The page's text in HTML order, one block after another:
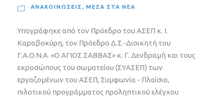
ΑΝΑΚΟΙΝΏΣΕΙΣ , ΜΈΣΑ ΣΤΑ ΝΈΑ
Υπογράφηκε από τον Πρόεδρο του ΑΣΕΠ κ. Ι.
Καραβοκύρη, τον Πρόεδρο Δ.Σ.-Διοικητή του
Γ.Α.Ο.Ν.Α. «Ο ΑΓΙΟΣ ΣΑΒΒΑΣ» κ. Γ. Δενδραμή και τους
εκροσώπους του σωματείου (ΣΥΑΣΕΠ) των
εργαζομένων του ΑΣΕΠ, Συμφωνία - Πλαίσιο,
πιλοτικού προγράμματος προληπτικού ελέγχου